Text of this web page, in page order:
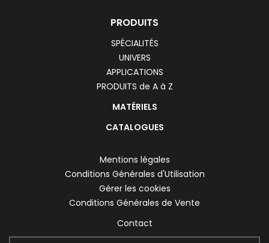
PRODUITS
SPÉCIALITÉS
UNIVERS
APPLICATIONS
PRODUITS de A à Z
MATÉRIELS
CATALOGUES
Mentions légales
Conditions Générales d'Utilisation
Gérer les cookies
Conditions Générales de Vente
Contact